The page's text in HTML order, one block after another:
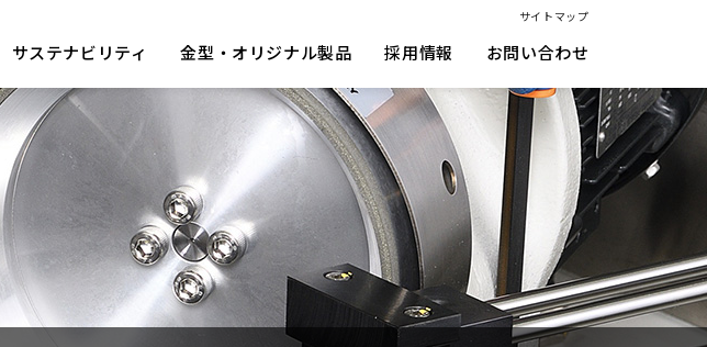
サステナビリティ 金型・オリジナル製品 採用情報 お問い合わせ
サイトマップ